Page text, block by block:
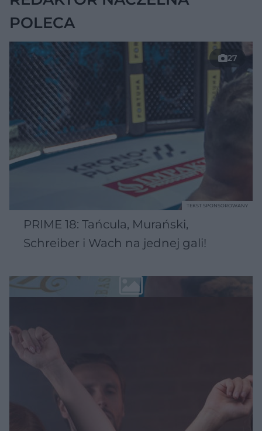
POLECA
27
PRIME 18: Tańcula, Murański,
Schreiber i Wach na jednej gali!
TEKST SPONSOROWANY